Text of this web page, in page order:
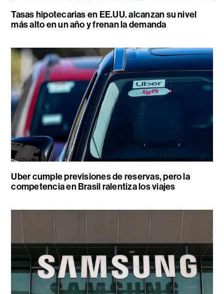
Tasas hipotecarias en EE.UU. alcanzan su nivel
más alto en un año y frenan la demanda
Uber cumple previsiones de reservas, pero la
competencia en Brasil ralentiza los viajes